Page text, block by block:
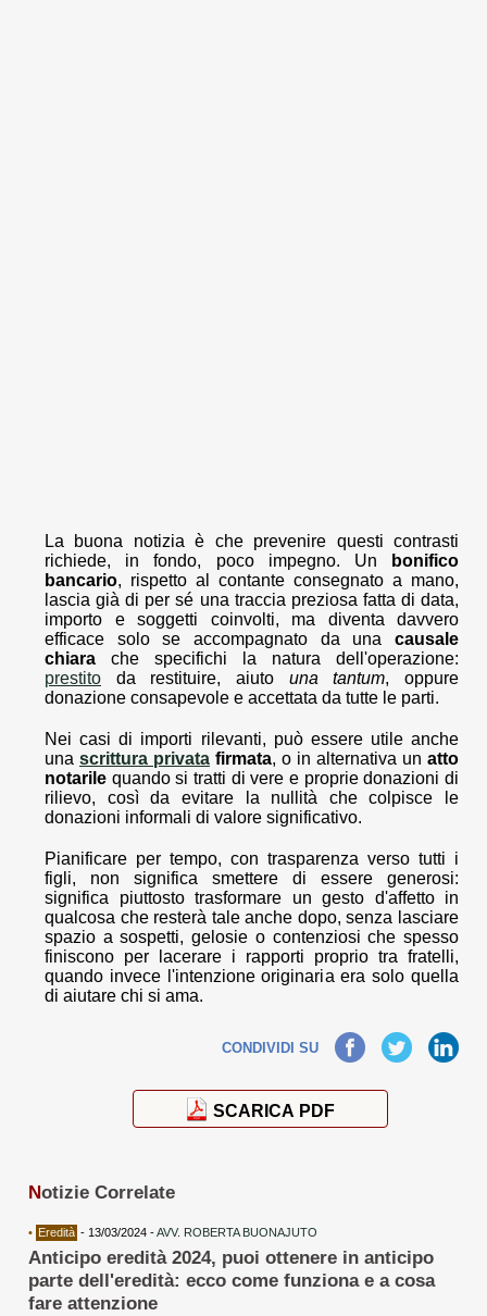
La buona notizia è che prevenire questi contrasti
richiede, in fondo, poco impegno. Un
bonifico
bancario, rispetto al contante consegnato a mano,
lascia già di per sé una traccia preziosa fatta di data,
importo e soggetti coinvolti, ma diventa davvero
efficace solo se accompagnato da una causale
chiara che specifichi la natura dell'operazione:
prestito da restituire, aiuto una tantum, oppure
donazione consapevole e accettata da tutte le parti.
Nei casi di importi rilevanti, può essere utile anche
una scrittura privata firmata, o in alternativa un atto
notarile quando si tratti di vere e proprie donazioni di
rilievo, così da evitare la nullità che colpisce le
donazioni informali di valore significativo.
Pianificare per tempo, con trasparenza verso tutti i
figli, non significa smettere di essere generosi:
significa piuttosto trasformare un gesto d'affetto in
qualcosa che resterà tale anche dopo, senza lasciare
spazio a sospetti, gelosie o contenziosi che spesso
finiscono per lacerare i rapporti proprio tra fratelli,
quando invece l'intenzione originaria era solo quella
di aiutare chi si ama.
CONDIVIDI SUFacebook TwitterLinkedIn
SCARICA PDF
Notizie Correlate
• Eredità - 13/03/2024 -AVV. ROBERTA BUONAJUTO
Anticipo eredità 2024, puoi ottenere in anticipo
parte dell'eredità: ecco come funziona e a cosa
fare attenzione